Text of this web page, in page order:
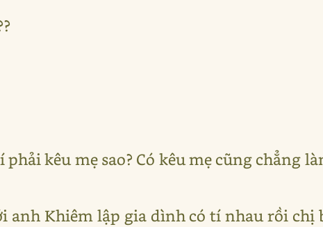
kêu mẹ sao? Có kêu mẹ cũng chẳng
anh Khiêm lập gia dình có tí nhau rồi chị